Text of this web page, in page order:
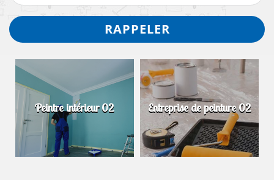
Peintre intérieur 02 Entreprise de peinture 02